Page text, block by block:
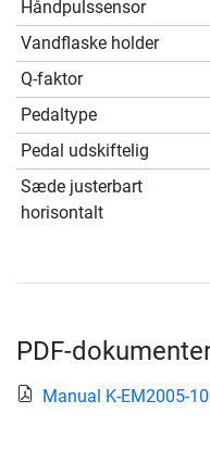
Håndpulssensor
Vandflaske holder
Q-faktor
Pedaltype
Pedal udskiftelig
Sæde justerbart
horisontalt
PDF-
Manual K-EM2005-